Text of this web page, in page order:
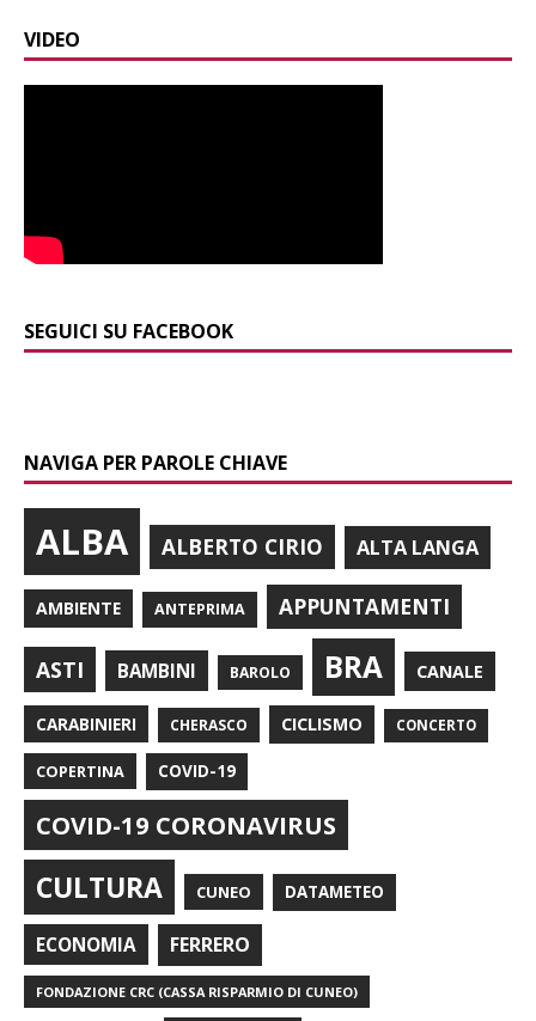
VIDEO
SEGUICI SU FACEBOOK
NAVIGA PER PAROLE CHIAVE
ALBA ALBERTO CIRIO ALTA LANGA
AMBIENTE ANTEPRIMA APPUNTAMENTI
ASTI BAMBINI BAROLO BRA CANALE
CARABINIERI CHERASCO CICLISMO CONCERTO
COPERTINA COVID-19
COVID-19 CORONAVIRUS
CULTURA CUNEO DATAMETEO
ECONOMIA FERRERO
FONDAZIONE CRC (CASSA RISPARMIO DI CUNEO)